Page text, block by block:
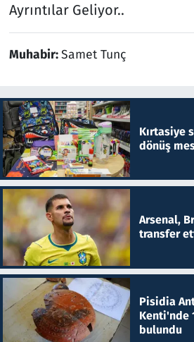
Ayrıntılar Geliyor..
Muhabir:Samet Tunç
Kırtasiye
dönüş
Arsenal,
transfer
Pisidia
Kenti'nde
bulundu